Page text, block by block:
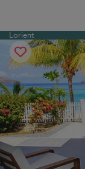
Lorient